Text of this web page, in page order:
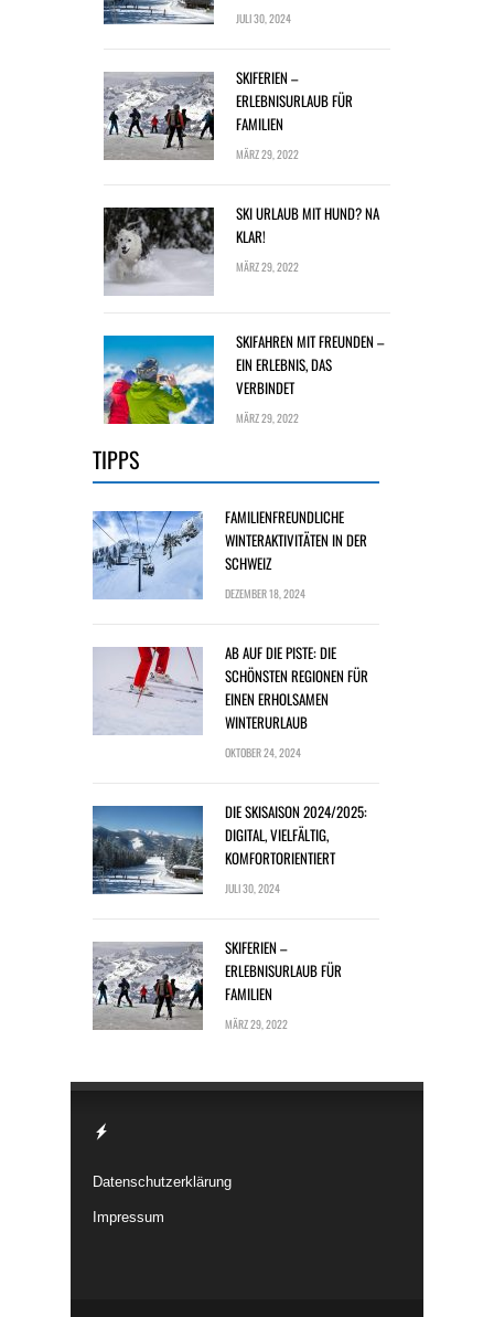
JULI 30, 2024
SKIFERIEN –
ERLEBNISURLAUB FÜR
FAMILIEN
MÄRZ 29, 2022
SKI URLAUB MIT HUND? NA
KLAR!
MÄRZ 29, 2022
SKIFAHREN MIT FREUNDEN –
EIN ERLEBNIS, DAS
VERBINDET
MÄRZ 29, 2022
TIPPS
FAMILIENFREUNDLICHE
WINTERAKTIVITÄTEN IN DER
SCHWEIZ
DEZEMBER 18, 2024
AB AUF DIE PISTE: DIE
SCHÖNSTEN REGIONEN FÜR
EINEN ERHOLSAMEN
WINTERURLAUB
OKTOBER 24, 2024
DIE SKISAISON 2024/2025:
DIGITAL, VIELFÄLTIG,
KOMFORTORIENTIERT
JULI 30, 2024
SKIFERIEN –
ERLEBNISURLAUB FÜR
FAMILIEN
MÄRZ 29, 2022
Datenschutzerklärung
Impressum